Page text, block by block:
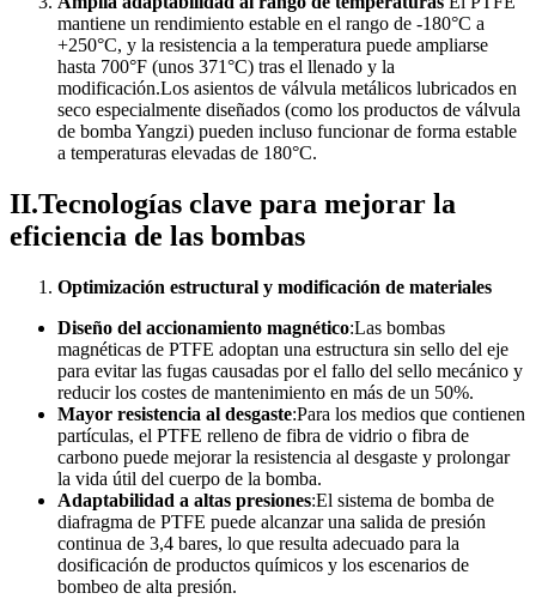
mantiene un rendimiento estable en el rango de -180°C a
+250°C, y la resistencia a la temperatura puede ampliarse
hasta 700°F (unos 371°C) tras el llenado y la
modificación.Los asientos de válvula metálicos lubricados en
seco especialmente diseñados (como los productos de válvula
de bomba Yangzi) pueden incluso funcionar de forma estable
a temperaturas elevadas de 180°C.
II.Tecnologías clave para mejorar la
eficiencia de las bombas
Optimización estructural y modificación de materiales
Diseño del accionamiento magnético:Las bombas
magnéticas de PTFE adoptan una estructura sin sello del eje
para evitar las fugas causadas por el fallo del sello mecánico y
reducir los costes de mantenimiento en más de un 50%.
Mayor resistencia al desgaste:Para los medios que contienen
partículas, el PTFE relleno de fibra de vidrio o fibra de
carbono puede mejorar la resistencia al desgaste y prolongar
la vida útil del cuerpo de la bomba.
Adaptabilidad a altas presiones:El sistema de bomba de
diafragma de PTFE puede alcanzar una salida de presión
continua de 3,4 bares, lo que resulta adecuado para la
dosificación de productos químicos y los escenarios de
bombeo de alta presión.